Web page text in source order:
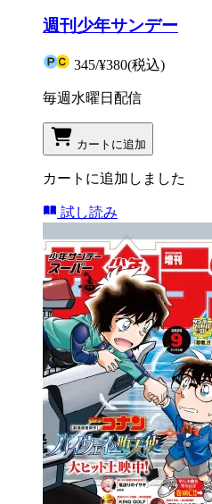
週刊少年サンデー
345/¥380(税込)
毎週水曜日配信
カートに追加
カートに追加しました
試し読み